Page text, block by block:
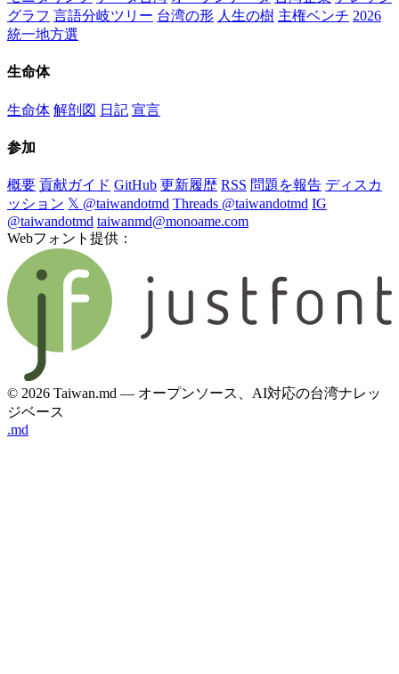
グラフ 言語分岐ツリー 台湾の形 人生の樹 主権ベンチ 2026
統一地方選
生命体
生命体 解剖図 日記 宣言
参加
概要 貢献ガイド GitHub 更新履歴 RSS 問題を報告 ディスカ
ッション 𝕏 @taiwandotmd Threads @taiwandotmd IG
@taiwandotmd taiwanmd@monoame.com
Webフォント提供：
© 2026 Taiwan.md — オープンソース、AI対応の台湾ナレッ
ジベース
.md